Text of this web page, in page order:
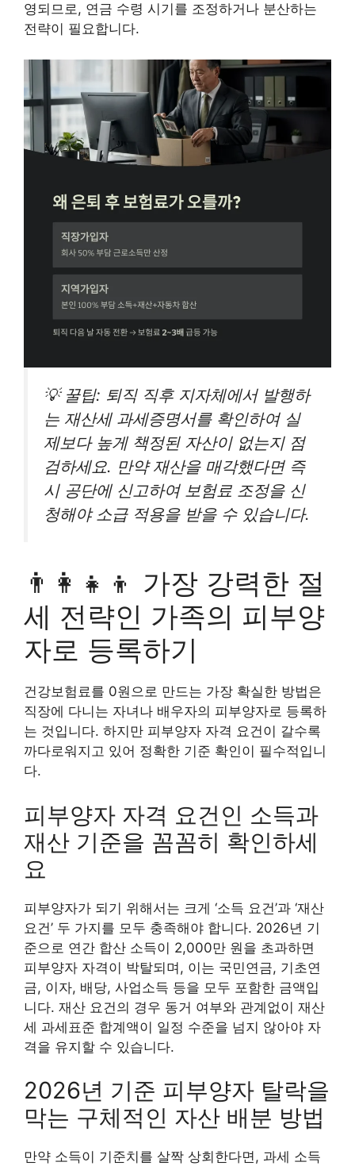
영되므로, 연금 수령 시기를 조정하거나 분산하는
전략이 필요합니다.
💡 꿀팁: 퇴직 직후 지자체에서 발행하
는 재산세 과세증명서를 확인하여 실
제보다 높게 책정된 자산이 없는지 점
검하세요. 만약 재산을 매각했다면 즉
시 공단에 신고하여 보험료 조정을 신
청해야 소급 적용을 받을 수 있습니다.
👨‍👩‍👧‍👦 가장 강력한 절
세 전략인 가족의 피부양
자로 등록하기
건강보험료를 0원으로 만드는 가장 확실한 방법은
직장에 다니는 자녀나 배우자의 피부양자로 등록하
는 것입니다. 하지만 피부양자 자격 요건이 갈수록
까다로워지고 있어 정확한 기준 확인이 필수적입니
다.
피부양자 자격 요건인 소득과
재산 기준을 꼼꼼히 확인하세
요
피부양자가 되기 위해서는 크게 ‘소득 요건’과 ‘재산
요건’ 두 가지를 모두 충족해야 합니다. 2026년 기
준으로 연간 합산 소득이 2,000만 원을 초과하면
피부양자 자격이 박탈되며, 이는 국민연금, 기초연
금, 이자, 배당, 사업소득 등을 모두 포함한 금액입
니다. 재산 요건의 경우 동거 여부와 관계없이 재산
세 과세표준 합계액이 일정 수준을 넘지 않아야 자
격을 유지할 수 있습니다.
2026년 기준 피부양자 탈락을
막는 구체적인 자산 배분 방법
만약 소득이 기준치를 살짝 상회한다면, 과세 소득